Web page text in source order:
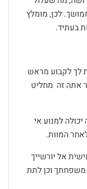
לכן, מומלץ
בעתיד.
לך לקבוע מראש
אתה זה מחליט
למנוע אי
המוות.
אל יורשייך
משפחתך וכן לתת